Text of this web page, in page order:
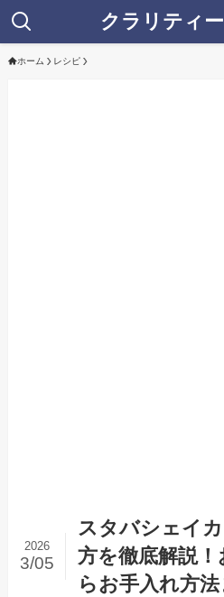
クラリティ
ホーム レシピ
スタバシェイ
方を徹底解説
らお手入れ方
2026
3/05